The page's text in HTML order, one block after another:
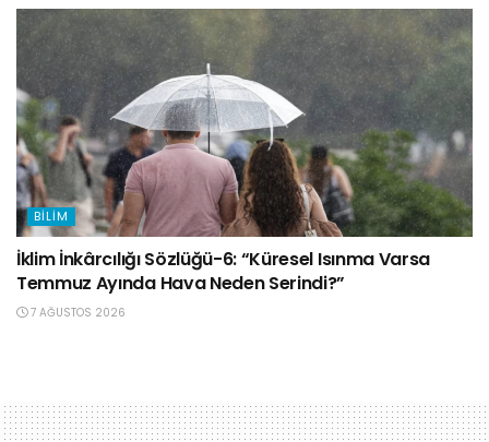
BILIM
İklim İnkârcılığı Sözlüğü-6: “Küresel Isınma Varsa
Temmuz Ayında Hava Neden Serindi?”
7 AĞUSTOS 2026